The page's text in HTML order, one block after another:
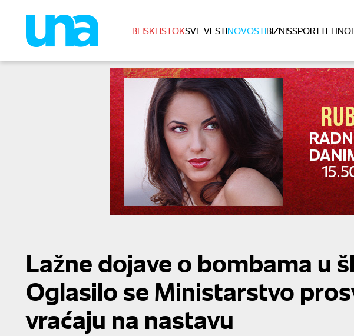
BLISKI ISTOKSVE VESTINOVOSTIBIZNISSPORT
Lažne dojave o bombama u
Oglasilo se Ministarstvo
vraćaju na nastavu